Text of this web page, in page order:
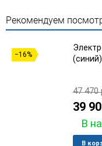
Рекомендуем
−16%
(синий)
47 470
39
В
В